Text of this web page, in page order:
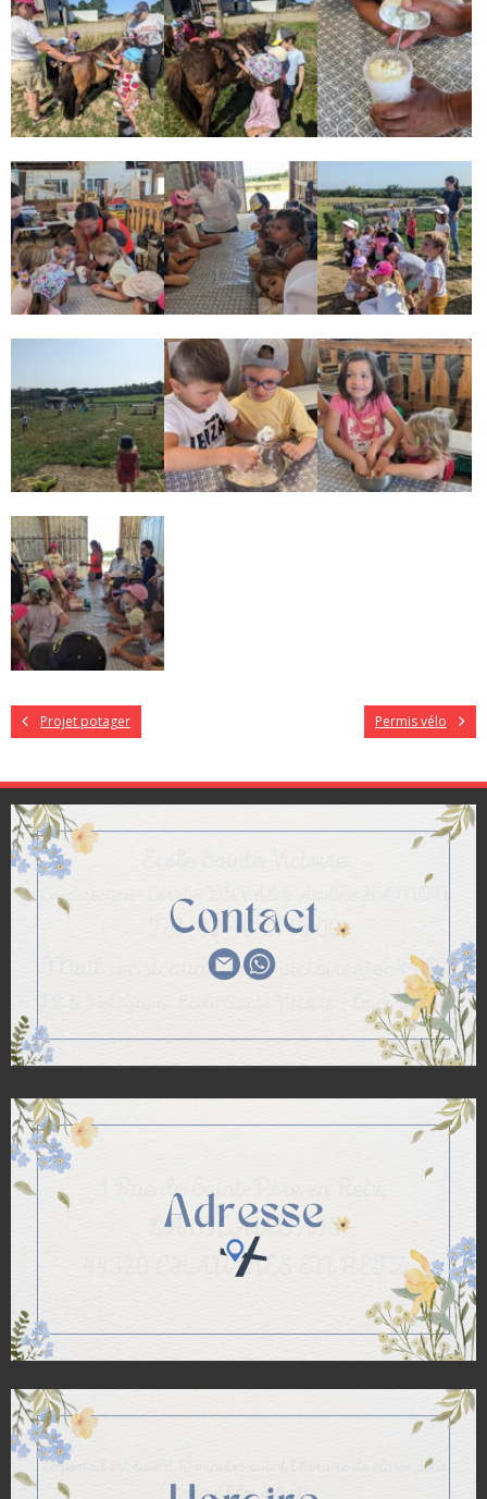
Projet potager Permis vélo